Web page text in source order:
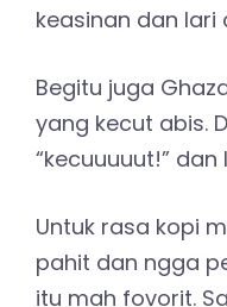
keasinan dan lari
Begitu juga
yang kecut abis.
“kecuuuuut!”
Untuk rasa kopi
pahit dan ngga
itu mah fovorit.